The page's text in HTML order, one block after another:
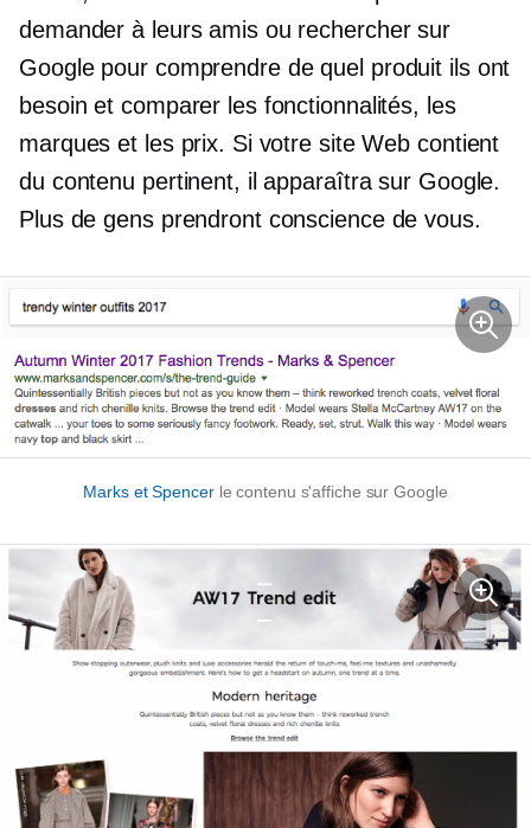
demander à leurs amis ou rechercher sur
Google pour comprendre de quel produit ils ont
besoin et comparer les fonctionnalités, les
marques et les prix. Si votre site Web contient
du contenu pertinent, il apparaîtra sur Google.
Plus de gens prendront conscience de vous.
Marks et Spencerle contenu s'affiche sur Google